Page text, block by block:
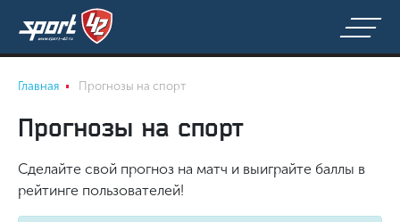
Главная Прогнозы на спорт
Прогнозы на спорт
Сделайте свой прогноз на матч и выиграйте баллы в
рейтинге пользователей!